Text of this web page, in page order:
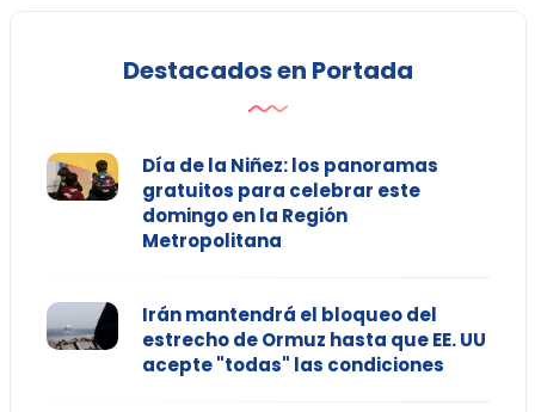
Destacados en Portada
Día de la Niñez: los panoramas
gratuitos para celebrar este
domingo en la Región
Metropolitana
Irán mantendrá el bloqueo del
estrecho de Ormuz hasta que EE. UU
acepte "todas" las condiciones